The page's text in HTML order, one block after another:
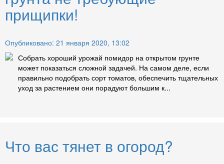
прищипки!
Опубликовано: 21 января 2020, 13:02
Собрать хороший урожай помидор на открытом грунте
может показаться сложной задачей. На самом деле, если
правильно подобрать сорт томатов, обеспечить тщательных
уход за растением они порадуют большим к...
Что вас тянет в огород?